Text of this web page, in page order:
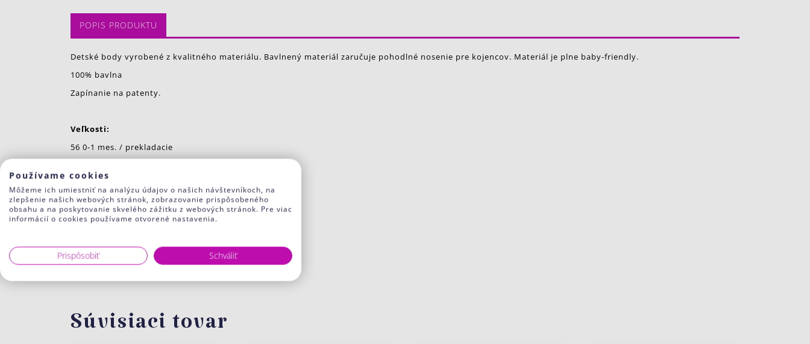
POPIS PRODUKTU
Detské body vyrobené z kvalitného materiálu. Bavlnený materiál zaručuje pohodlné nosenie pre kojencov. Materiál je plne baby-friendly.
100% bavlna
Zapínanie na patenty.
Veľkosti:
56 0-1 mes. / prekladacie
74 6-9 mes.
80 9-12 mes.
J5 modrá v jeans odtieni
Súvisiaci tovar
Používame cookies
Môžeme ich umiestniť na analýzu údajov o našich návštevníkoch, na
zlepšenie našich webových stránok, zobrazovanie prispôsobeného
obsahu a na poskytovanie skvelého zážitku z webových stránok. Pre viac
informácií o cookies používame otvorené nastavenia.
Prispôsobiť Schváliť